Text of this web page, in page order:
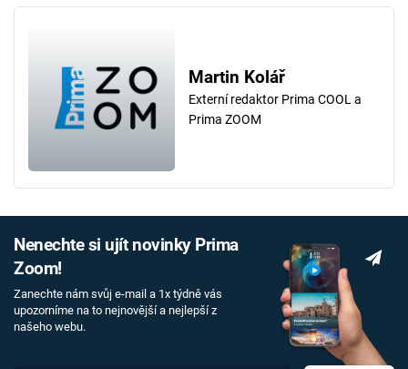
Martin Kolář
Externí redaktor Prima COOL a
Prima ZOOM
Nenechte si ujít novinky Prima
Zoom!
Zanechte nám svůj e-mail a 1x týdně vás
upozorníme na to nejnovější a nejlepší z
našeho webu.